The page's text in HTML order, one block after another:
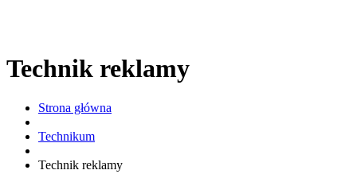
Technik reklamy
Strona główna
Technikum
Technik reklamy